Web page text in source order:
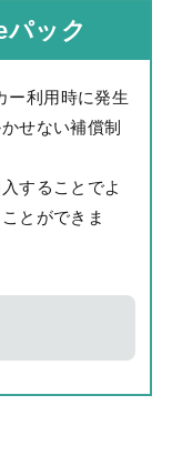
ック
ー利用時に発生
せない補償制
することでよ
とができま